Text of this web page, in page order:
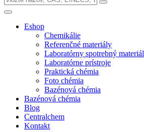
Eshop
Chemikálie
Referenčné materiály
Laboratórny spotrebný materiál
Laboratórne prístroje
Praktická chémia
Foto chémia
Bazénová chémia
Bazénová chémia
Blog
Centralchem
Kontakt